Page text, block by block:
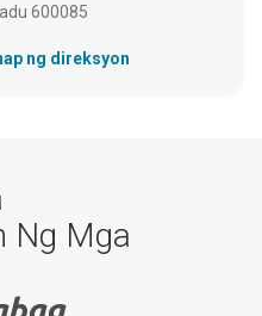
600085
ng direksyon
Ng Mga